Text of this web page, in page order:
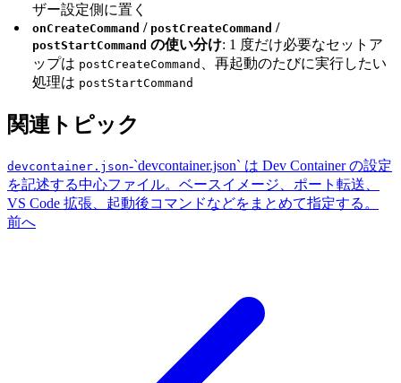
ザー設定側に置く
onCreateCommand / postCreateCommand /
postStartCommand の使い分け: 1 度だけ必要なセットア
ップは postCreateCommand
、再起動のたびに実行したい
処理は postStartCommand
関連トピック
devcontainer.json-`devcontainer.json` は Dev Container の設定
を記述する中心ファイル。ベースイメージ、ポート転送、
VS Code 拡張、起動後コマンドなどをまとめて指定する。
前へ